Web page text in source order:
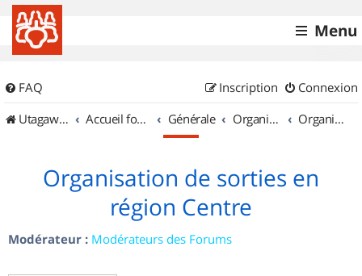
Menu
FAQ Connexion
Inscription
UtagawaVTT (Randos VTT et VTTAE avec traces GPS)
Accueil forum Générale Organisation de sorties & Recherche de partenaires Organisation de sorties en région Centre
Organisation de sorties en
région Centre
Modérateur : Modérateurs des Forums